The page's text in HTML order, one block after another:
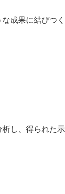
成果に結びつく
し、得られた